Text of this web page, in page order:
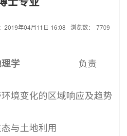
2019年04月11日 16:08 浏览数： 7709
学 负责
变化的区域响应及趋势
与土地利用